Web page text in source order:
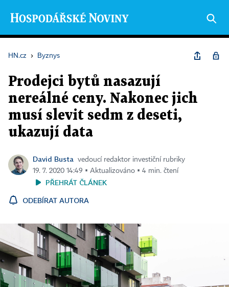
HN.cz › Byznys
Prodejci bytů nasazují
nereálné ceny. Nakonec jich
musí slevit sedm z deseti,
ukazují data
David Busta
vedoucí redaktor investiční rubriky
19. 7. 2020 14:49 ▪ Aktualizováno ▪ 4 min. čtení
PŘEHRÁT ČLÁNEK
ODEBÍRAT AUTORA